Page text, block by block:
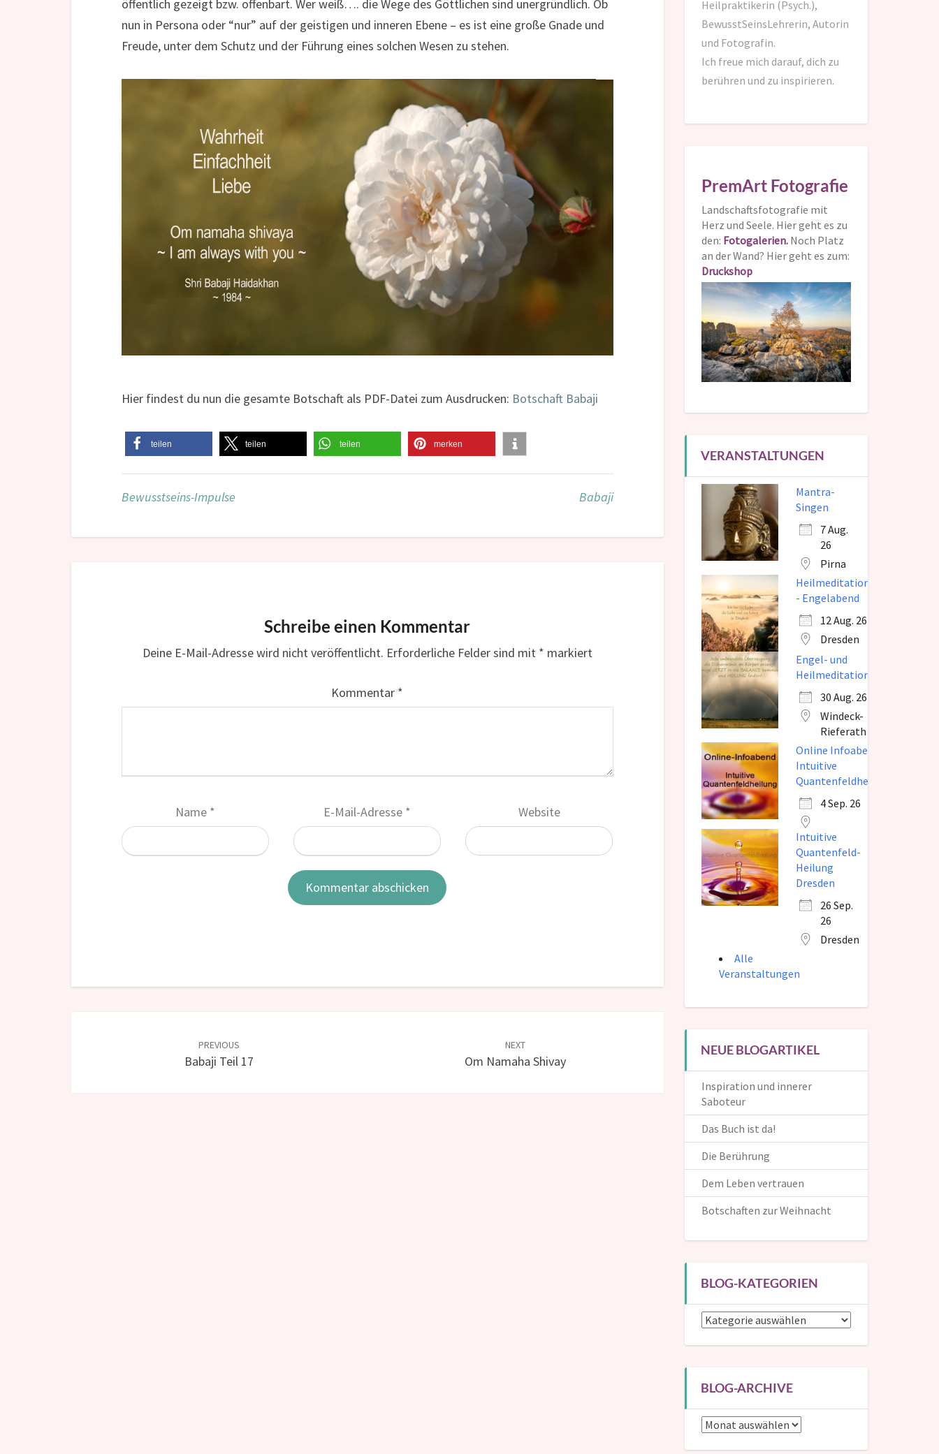
öffentlich gezeigt bzw. offenbart. Wer weiß…. die Wege des Göttlichen sind unergründlich. Ob
nun in Persona oder “nur” auf der geistigen und inneren Ebene – es ist eine große Gnade und
Freude, unter dem Schutz und der Führung eines solchen Wesen zu stehen.
Hier findest du nun die gesamte Botschaft als PDF-Datei zum Ausdrucken: Botschaft Babaji
teilen teilen teilen merken
kreative Weise zu begegnen. Hier kannst du dich in die
Mailingliste eintragen und bekommst dann eine
Benachrichtigung, wenn ein neuer Beitrag erscheint.
Bewusstseins-Impulse Babaji
Schreibe einen Kommentar
Deine E-Mail-Adresse wird nicht veröffentlicht. Erforderliche Felder sind mit * markiert
Kommentar *
Name * E-Mail-Adresse * Website
PREVIOUS
Babaji Teil 17
NEXT
Om Namaha Shivay
Heilpraktikerin (Psych.),
BewusstSeinsLehrerin, Autorin
und Fotografin.
Ich freue mich darauf, dich zu
berühren und zu inspirieren.
PremArt Fotografie
Landschaftsfotografie mit
Herz und Seele. Hier geht es zu
den: Fotogalerien.Noch Platz
an der Wand? Hier geht es zum:
Druckshop
VERANSTALTUNGEN
Mantra-
Singen
7 Aug.
26
Pirna
Heilmeditation
- Engelabend
12 Aug. 26
Dresden
Engel- und
Heilmeditation
30 Aug. 26
Windeck-
Rieferath
Online Infoabend
Intuitive
Quantenfeldheilung
4 Sep. 26
Intuitive
Quantenfeld-
Heilung
Dresden
26 Sep.
26
Dresden
Alle
Veranstaltungen
NEUE BLOGARTIKEL
Inspiration und innerer
Saboteur
Das Buch ist da!
Die Berührung
Dem Leben vertrauen
Botschaften zur Weihnacht
BLOG-KATEGORIEN
Blog-
BLOG-ARCHIVE
Blog-